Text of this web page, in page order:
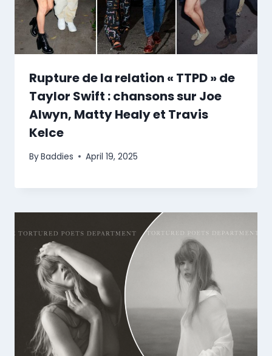
Rupture de la relation « TTPD » de
Taylor Swift : chansons sur Joe
Alwyn, Matty Healy et Travis
Kelce
ByBaddies April 19, 2025